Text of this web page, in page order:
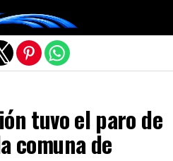
tuvo el paro de
comuna de
versión móvil